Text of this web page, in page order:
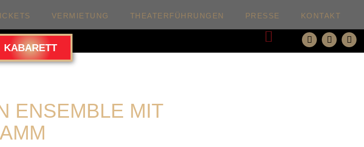
VERMIETUNG THEATERFÜHRUNGEN PRESSE KONTAKT
KABARETT
ENSEMBLE MIT